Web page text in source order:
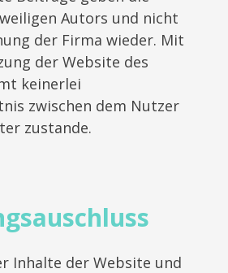
Autors und nicht
der Firma wieder. Mit
der Website des
keinerlei
zwischen dem Nutzer
zustande.
Inhalte der Website und